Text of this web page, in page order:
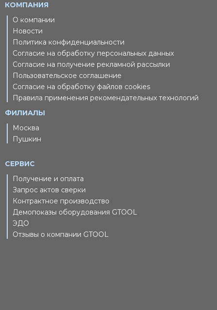
КОМПАНИЯ
О компании
Новости
Политика конфиденциальности
Согласие на обработку персональных данных
Согласие на получение рекламной рассылки
Пользовательское соглашение
Согласие на обработку файлов cookies
Правила применения рекомендательных технологий
ФИЛИАЛЫ
Москва
Пушкин
СЕРВИС
Получение и оплата
Запрос актов сверки
Контрактное производство
Демопоказы оборудования GTOOL
ЭДО
Отзывы о компании GTOOL